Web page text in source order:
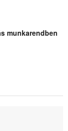
munkarendben